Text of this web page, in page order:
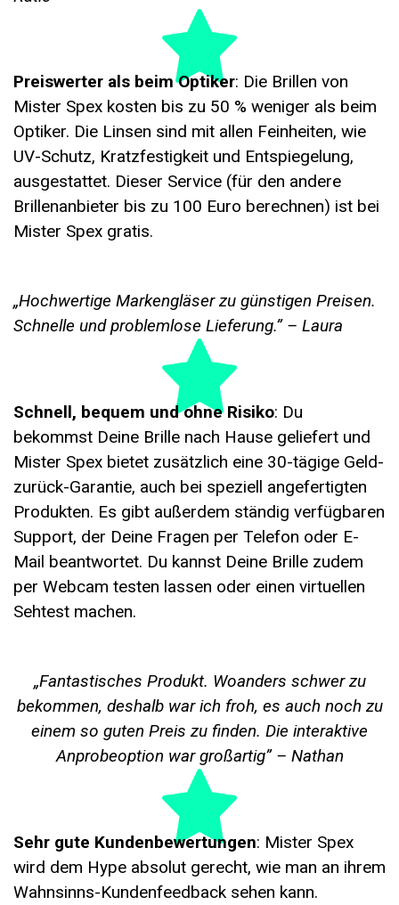
Preiswerter als beim Optiker: Die Brillen von
Mister Spex kosten bis zu 50 % weniger als beim
Optiker. Die Linsen sind mit allen Feinheiten, wie
UV-Schutz, Kratzfestigkeit und Entspiegelung,
ausgestattet. Dieser Service (für den andere
Brillenanbieter bis zu 100 Euro berechnen) ist bei
Mister Spex gratis.
„Hochwertige Markengläser zu günstigen Preisen.
Schnelle und problemlose Lieferung.” – Laura
Schnell, bequem und ohne Risiko: Du
bekommst Deine Brille nach Hause geliefert und
Mister Spex bietet zusätzlich eine 30-tägige Geld-
zurück-Garantie, auch bei speziell angefertigten
Produkten. Es gibt außerdem ständig verfügbaren
Support, der Deine Fragen per Telefon oder E-
Mail beantwortet. Du kannst Deine Brille zudem
per Webcam testen lassen oder einen virtuellen
Sehtest machen.
„Fantastisches Produkt. Woanders schwer zu
bekommen, deshalb war ich froh, es auch noch zu
einem so guten Preis zu finden. Die interaktive
Anprobeoption war großartig” – Nathan
Sehr gute Kundenbewertungen: Mister Spex
wird dem Hype absolut gerecht, wie man an ihrem
Wahnsinns-Kundenfeedback sehen kann.